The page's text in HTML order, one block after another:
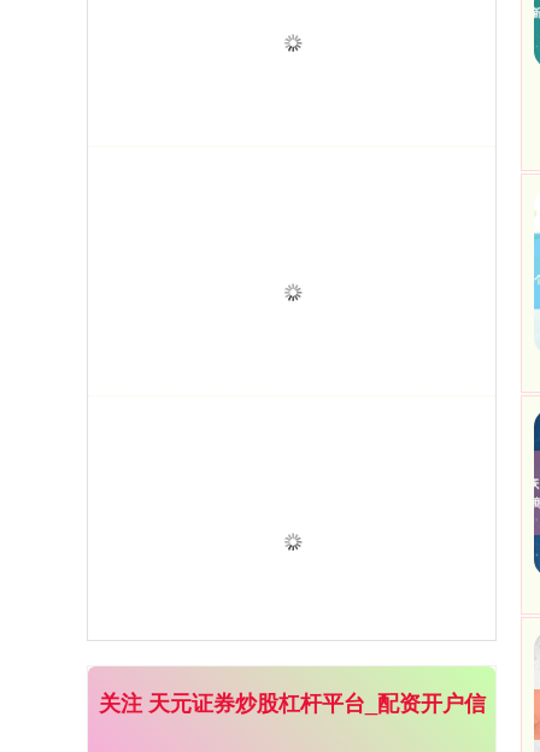
关注 天元证券炒股杠杆平台_配资开户信